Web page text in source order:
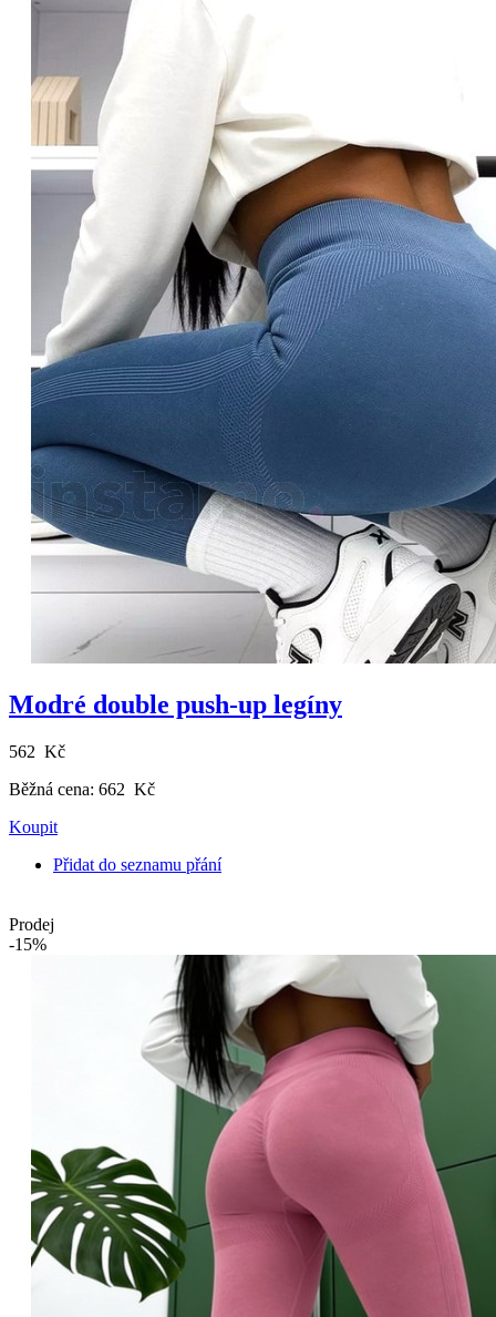
Modré double push-up legíny
562 Kč
Běžná cena: 662 Kč
Koupit
Přidat do seznamu přání
Prodej
-15%